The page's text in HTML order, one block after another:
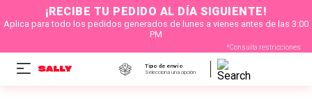
¡RECIBE TU PEDIDO AL DÍA SIGUIENTE!
Aplica para todo los pedidos generados de lunes a vienes antes de las 3:00
PM
*Consulta restricciones
Tipo de envío
Selecciona una opción